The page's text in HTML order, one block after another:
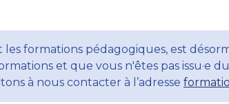
formations pédagogiques, est
et que vous n'êtes pas issu·e
à nous contacter à l’adresse